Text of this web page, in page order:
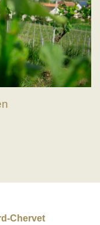
Chervet